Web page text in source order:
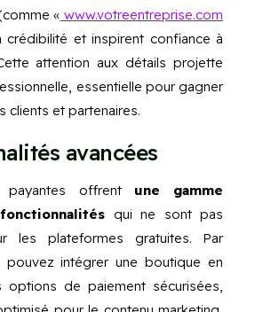
« www.votreentreprise.com
crédibilité et inspirent confiance à
attention aux détails projette
essentielle pour gagner
clients et partenaires.
avancées
payantes offrent une gamme
qui ne sont pas
les plateformes gratuites. Par
pouvez intégrer une boutique en
options de paiement sécurisées,